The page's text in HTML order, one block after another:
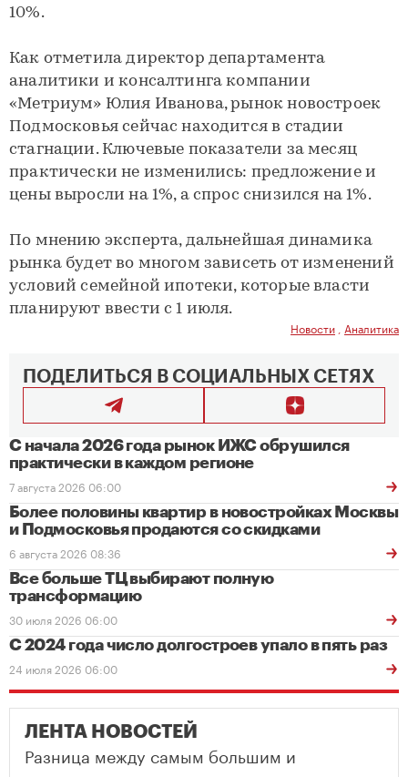
10%.
Как отметила директор департамента
аналитики и консалтинга компании
«Метриум» Юлия Иванова, рынок новостроек
Подмосковья сейчас находится в стадии
стагнации. Ключевые показатели за месяц
практически не изменились: предложение и
цены выросли на 1%, а спрос снизился на 1%.
По мнению эксперта, дальнейшая динамика
рынка будет во многом зависеть от изменений
условий семейной ипотеки, которые власти
планируют ввести с 1 июля.
Новости Аналитика
ПОДЕЛИТЬСЯ В СОЦИАЛЬНЫХ СЕТЯХ
С начала 2026 года рынок ИЖС обрушился
практически в каждом регионе
7 августа 2026 06:00
Более половины квартир в новостройках Москвы
и Подмосковья продаются со скидками
6 августа 2026 08:36
Все больше ТЦ выбирают полную
трансформацию
30 июля 2026 06:00
С 2024 года число долгостроев упало в пять раз
24 июля 2026 06:00
ЛЕНТА НОВОСТЕЙ
Разница между самым большим и